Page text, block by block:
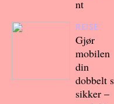
nt
REISE
Gjør
mobilen
din
dobbelt
sikker –